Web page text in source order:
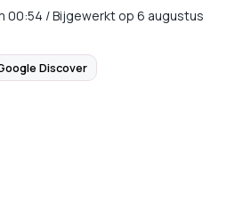
00:54 /Bijgewerkt op 6 augustus
Discover